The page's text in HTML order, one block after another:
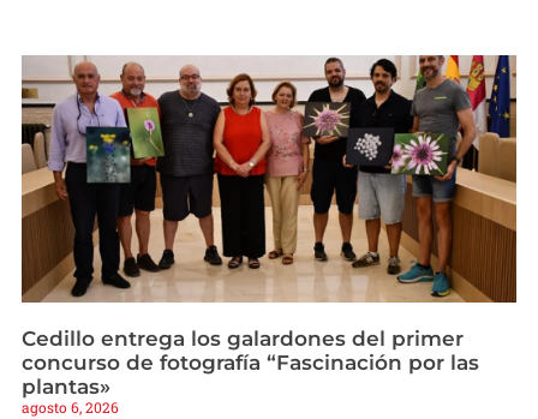
Cedillo entrega los galardones del primer
concurso de fotografía “Fascinación por las
plantas»
agosto 6, 2026